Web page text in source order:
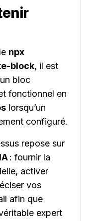
npx
block, il est
bloc
fonctionnel en
lorsqu’un
configuré.
repose sur
: fournir la
activer
vos
afin que
expert